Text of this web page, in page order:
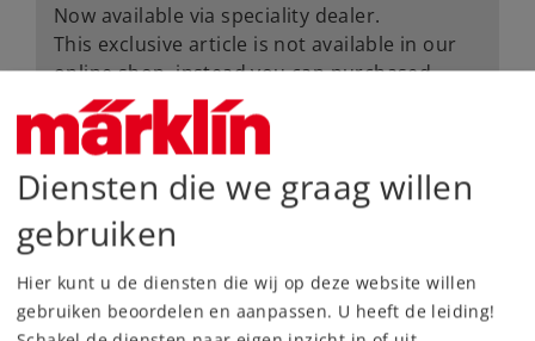
Now available via speciality dealer.
This exclusive article is not available in our
online shop, instead you can purchased
them from specific retailers. Please contact
your local retailer.
Dealer zoeken
Downloads
Onderdelen bestellen
Diensten die we graag willen
gebruiken
Hier kunt u de diensten die wij op deze website willen
gebruiken beoordelen en aanpassen. U heeft de leiding!